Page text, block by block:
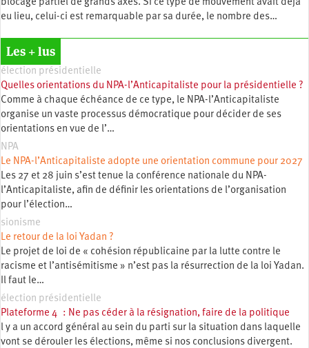
blocage partiel de grands axes. Si ce type de mouvement avait déjà
eu lieu, celui-ci est remarquable par sa durée, le nombre des…
Les + lus
élection présidentielle
Quelles orientations du NPA-l’Anticapitaliste pour la présidentielle ?
Comme à chaque échéance de ce type, le NPA-l’Anticapitaliste
organise un vaste processus démocratique pour décider de ses
orientations en vue de l’…
NPA
Le NPA-l’Anticapitaliste adopte une orientation commune pour 2027
Les 27 et 28 juin s’est tenue la conférence nationale du NPA-
l’Anticapitaliste, afin de définir les orientations de l’organisation
pour l’élection…
sionisme
Le retour de la loi Yadan ?
Le projet de loi de « cohésion républicaine par la lutte contre le
racisme et l’antisémitisme » n’est pas la résurrection de la loi Yadan.
Il faut le…
élection présidentielle
Plateforme 4 : Ne pas céder à la résignation, faire de la politique
l y a un accord général au sein du parti sur la situation dans laquelle
vont se dérouler les élections, même si nos conclusions divergent.